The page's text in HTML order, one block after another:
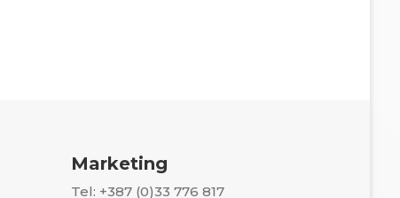
Marketing
Tel: +387 (0)33 776 817